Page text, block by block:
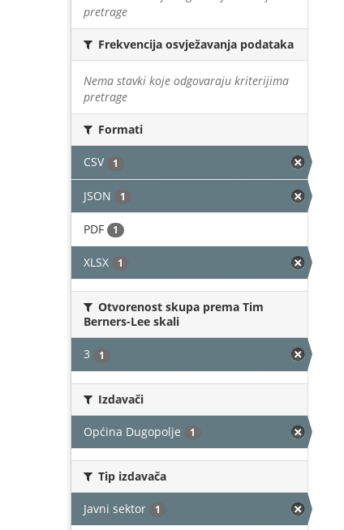
pretrage
Frekvencija osvježavanja podataka
Nema stavki koje odgovaraju kriterijima
pretrage
Formati
CSV 1
JSON 1
PDF 1
XLSX 1
Otvorenost skupa prema Tim
Berners-Lee skali
3 1
Izdavači
Općina Dugopolje 1
Tip izdavača
Javni sektor 1